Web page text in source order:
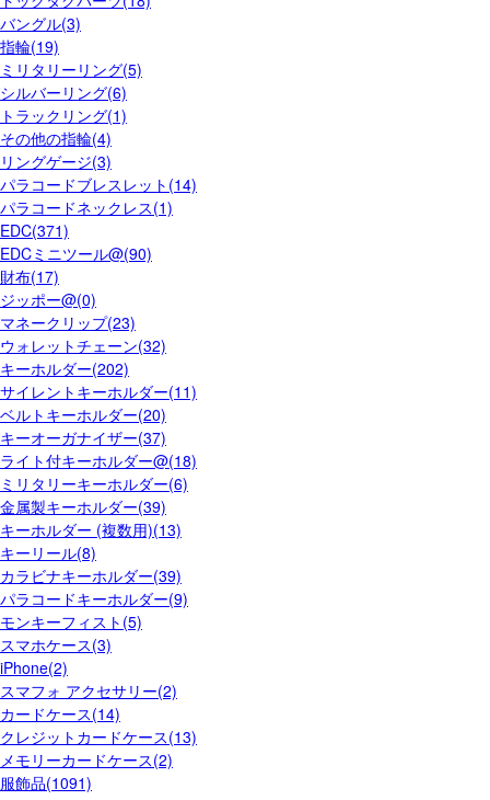
バングル(3)
指輪(19)
ミリタリーリング(5)
シルバーリング(6)
トラックリング(1)
その他の指輪(4)
リングゲージ(3)
パラコードブレスレット(14)
パラコードネックレス(1)
EDC(371)
EDCミニツール@(90)
財布(17)
ジッポー@(0)
マネークリップ(23)
ウォレットチェーン(32)
キーホルダー(202)
サイレントキーホルダー(11)
ベルトキーホルダー(20)
キーオーガナイザー(37)
ライト付キーホルダー@(18)
ミリタリーキーホルダー(6)
金属製キーホルダー(39)
キーホルダー (複数用)(13)
キーリール(8)
カラビナキーホルダー(39)
パラコードキーホルダー(9)
モンキーフィスト(5)
スマホケース(3)
iPhone(2)
スマフォ アクセサリー(2)
カードケース(14)
クレジットカードケース(13)
メモリーカードケース(2)
服飾品(1091)